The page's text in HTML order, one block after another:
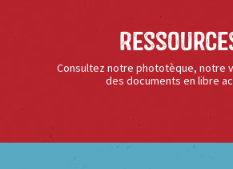
Consultez notre phototèque, notre
des documents en libre